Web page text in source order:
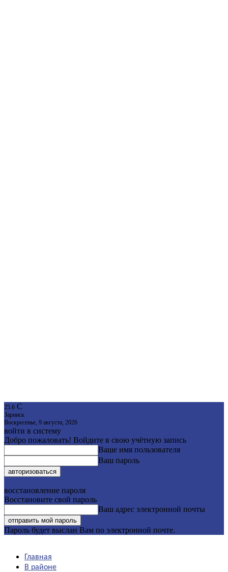
25.6 C
Заринск
Воскресенье, 9 августа, 2026
войти в систему
Добро пожаловать! Войдите в свою учётную запись
Ваше имя пользователя
Ваш пароль
восстановление пароля
Восстановите свой пароль
Ваш адрес электронной почты
Пароль будет выслан Вам по электронной почте.
Главная
В районе